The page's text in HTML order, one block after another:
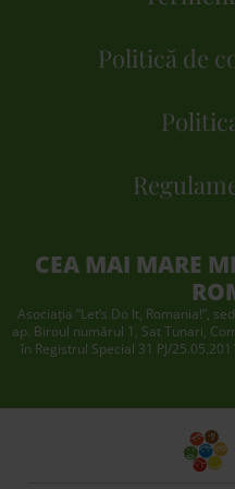
Politică de
CEA MAI MARE
Asociaţia “Let’s Do It, Romania!”,
ap. Biroul numărul 1, Sat Tunari,
în Registrul Special 31 PJ/